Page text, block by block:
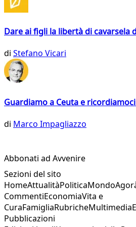
Dare ai figli la libertà di cavarsela
di Stefano Vicari
Guardiamo a Ceuta e
di Marco Impagliazzo
Abbonati ad Avvenire
Sezioni del sito
HomeAttualitàPoliticaMondo
CommentiEconomiaVita e
CuraFamigliaRubricheMultimedia
Pubblicazioni